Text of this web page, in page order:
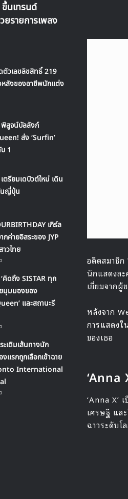
อดีตสมาชิก
นักแสดงล
เยี่ยมจาก
หลังจาก
การแสดงใ
ของเธอ
‘Anna
‘Anna X’
เศรษฐี แล
ฉาวระดับโ
นเทรนด์
รายการเพลง
ตัวเลขลิขสิทธิ์ 219
หลังของอาชีพนักแต่ง
สูจน์บัลลังก์
ส่ง ‘Surfin’
1
ตรียมเดบิวต์ใหม่ เดิน
นญี่ปุ่น
เกิร์ล
กค่ายอิสระของ JYP
วไทย
คิดถึง SISTAR ทุก
ยมุมมองของ
และสถานะรี
เดิมเส้นทางนัก
แรกถูกเลือกเข้าฉาย
International